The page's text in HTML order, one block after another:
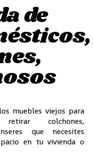
de
muebles viejos para
colchones,
que necesites
en tu vivienda o